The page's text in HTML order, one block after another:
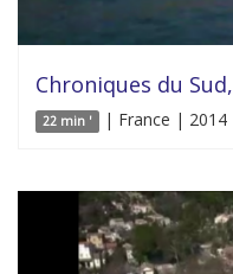
Chroniques du
22 min ' | France | 2014